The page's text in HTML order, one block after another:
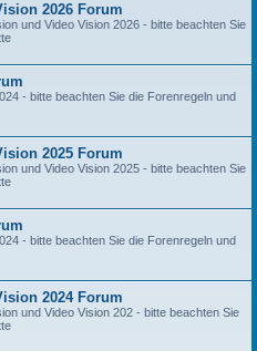
2026 Forum
und Video Vision 2026 - bitte beachten Sie
- bitte beachten Sie die Forenregeln und
2025 Forum
und Video Vision 2025 - bitte beachten Sie
- bitte beachten Sie die Forenregeln und
2024 Forum
und Video Vision 202 - bitte beachten Sie